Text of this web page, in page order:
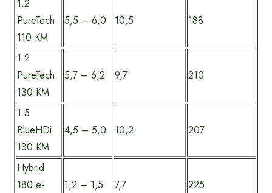
1.2
PureTech
110 KM
5,5 – 6,0 10,5 188
1.2
PureTech
130 KM
5,7 – 6,2 9,7 210
1.5
BlueHDi
130 KM
4,5 – 5,0 10,2 207
Hybrid
180 e-
1,2 – 1,5 7,7 225